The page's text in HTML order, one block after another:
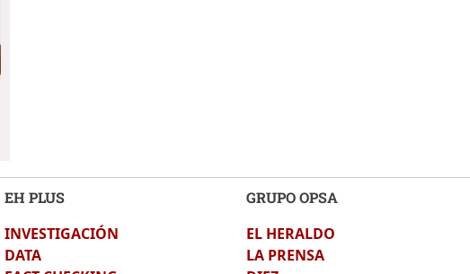
EH PLUS
INVESTIGACIÓN
DATA
GRUPO OPSA
EL HERALDO
LA PRENSA